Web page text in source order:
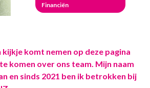
Financiën
komt nemen op deze pagina
komen over ons team. Mijn naam
en sinds 2021 ben ik betrokken bij